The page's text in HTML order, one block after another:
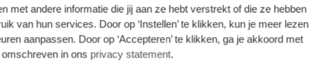
met andere informatie die jij aan ze hebt verstrekt of die ze hebben
van hun services. Door op ‘Instellen’ te klikken, kun je meer lezen
aanpassen. Door op ‘Accepteren’ te klikken, ga je akkoord met
in ons privacy statement.